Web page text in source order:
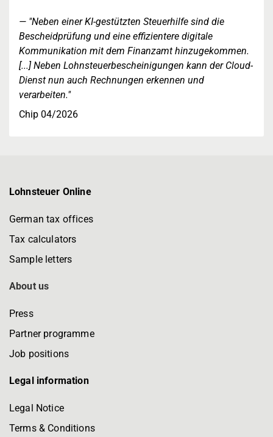
"Neben einer KI-gestützten Steuerhilfe sind die
Bescheidprüfung und eine effizientere digitale
Kommunikation mit dem Finanzamt hinzugekommen.
[...] Neben Lohnsteuerbescheinigungen kann der Cloud-
Dienst nun auch Rechnungen erkennen und
verarbeiten."
Chip 04/2026
Lohnsteuer Online
German tax offices
Tax calculators
Sample letters
About us
Press
Partner programme
Job positions
Legal information
Legal Notice
Terms & Conditions